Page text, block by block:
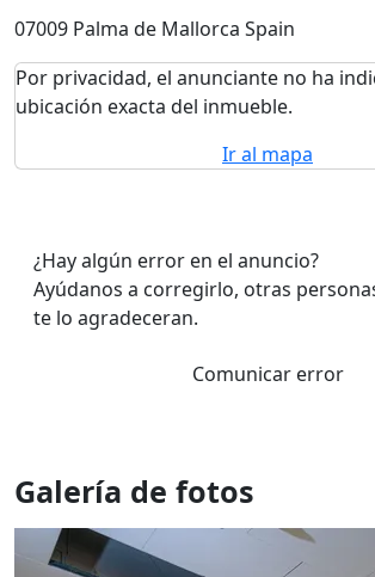
07009 Palma de Mallorca Spain
Por privacidad, el anunciante no ha
ubicación exacta del inmueble.
Ir al mapa
¿Hay algún error en el anuncio?
Ayúdanos a corregirlo, otras
te lo agradeceran.
Comunicar error
Galería de fotos